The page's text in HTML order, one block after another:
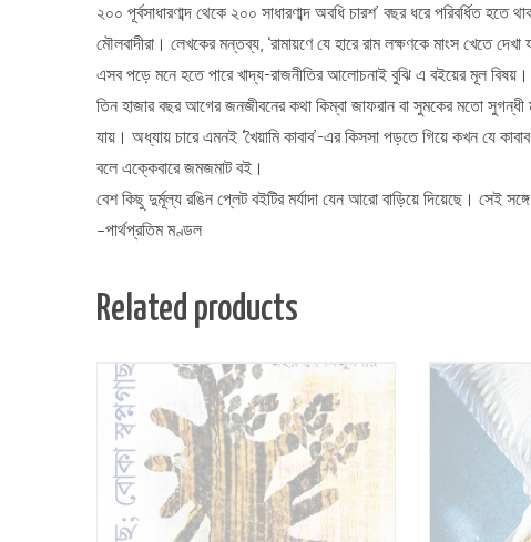
২০০ পূর্বসাধারণাব্দ থেকে ২০০ সাধারণাব্দ অবধি চারশ’ বছর ধরে পরিবর্ধিত
মৌলবাদীরা। লেখকের মন্তব্য, ‘রামায়ণে যে হারে রাম লক্ষণকে মাংস খেতে
এসব পড়ে মনে হতে পারে খাদ্য-রাজনীতির আলোচনাই বুঝি এ বইয়ের মূল
তিন হাজার বছর আগের জনজীবনের কথা কিম্বা জাফরান বা সুমকের মতো
যায়। অধ্যায় চারে এমনই ‘খৈয়ামি কাবাব’-এর কিসসা পড়তে গিয়ে কখন যে
বলে এক্কেবারে জমজমাট বই।
বেশ কিছু দুর্মূল্য রঙিন প্লেট বইটির মর্যাদা যেন আরো বাড়িয়ে দিয়েছে। সেই
–পার্থপ্রতিম মণ্ডল
Related products